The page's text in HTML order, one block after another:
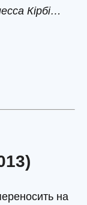
Кірбі…
на